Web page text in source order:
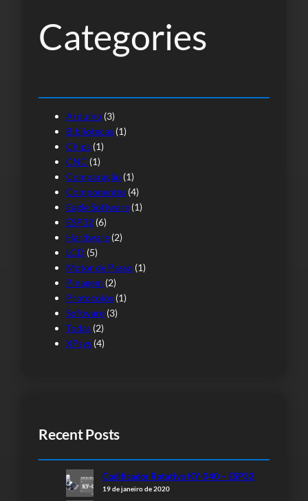
aCategories
Arduino (3)
Bibliotecas (1)
Chips (1)
CNC (1)
Comparação (1)
Componentes (4)
Eagle Software (1)
ESP32 (6)
Hardware (2)
LCD (5)
Motor de Passo (1)
Pinagem (2)
Protocolos (1)
Software (3)
Todas (2)
XPsys (4)
Recent Posts
Codificador Rotativo KY-040 – ESP32
19 de janeiro de 2020